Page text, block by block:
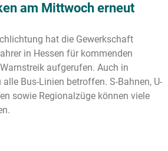
am Mittwoch erneut
hat die Gewerkschaft
in Hessen für kommenden
aufgerufen. Auch in
Bus-Linien betroffen. S-Bahnen, U-
sowie Regionalzüge können viele